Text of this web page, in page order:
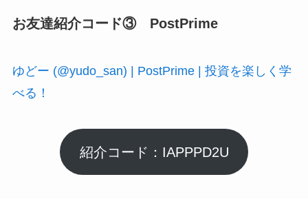
お友達紹介コード③ PostPrime
ゆどー (@yudo_san) | PostPrime | 投資を楽しく学
べる！
紹介コード：IAPPPD2U